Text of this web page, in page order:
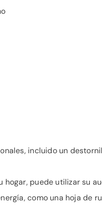
incluido un
hogar, puede utilizar su
como una hoja de